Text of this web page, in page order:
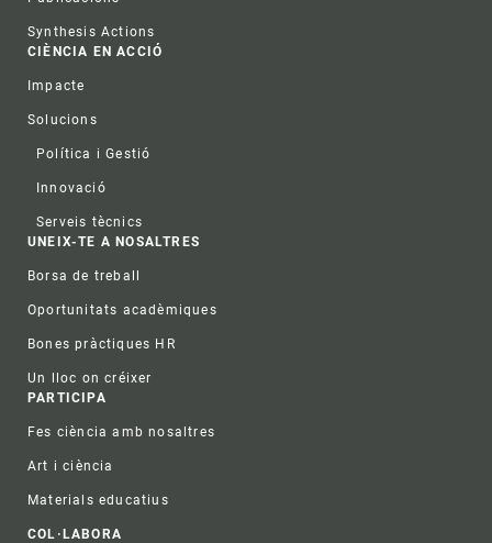
Synthesis Actions
CIÈNCIA EN ACCIÓ
Impacte
Solucions
Política i Gestió
Innovació
Serveis tècnics
UNEIX-TE A NOSALTRES
Borsa de treball
Oportunitats acadèmiques
Bones pràctiques HR
Un lloc on créixer
PARTICIPA
Fes ciència amb nosaltres
Art i ciència
Materials educatius
COL·LABORA